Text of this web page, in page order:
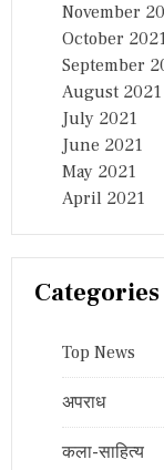
November
October
September
August 2021
July 2021
June 2021
May 2021
April 2021
Categories
Top News
अपराध
कला-साहित्य